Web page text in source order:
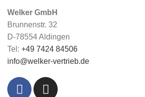
Welker GmbH
Brunnenstr. 32
D-78554 Aldingen
Tel: +49 7424 84506
info@welker-vertrieb.de